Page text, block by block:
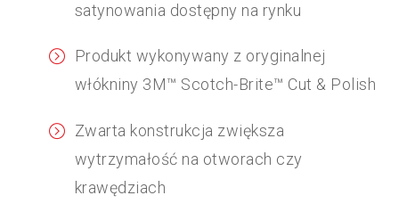
satynowania dostępny na rynku
Produkt wykonywany z oryginalnej
włókniny 3M™ Scotch-Brite™ Cut & Polish
Zwarta konstrukcja zwiększa
wytrzymałość na otworach czy
krawędziach